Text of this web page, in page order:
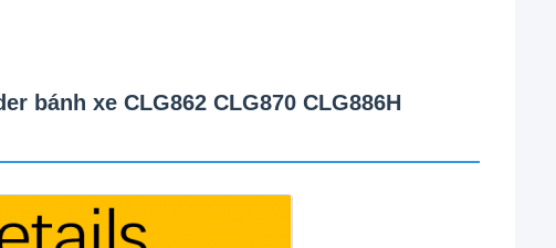
bánh xe CLG862 CLG870 CLG886H